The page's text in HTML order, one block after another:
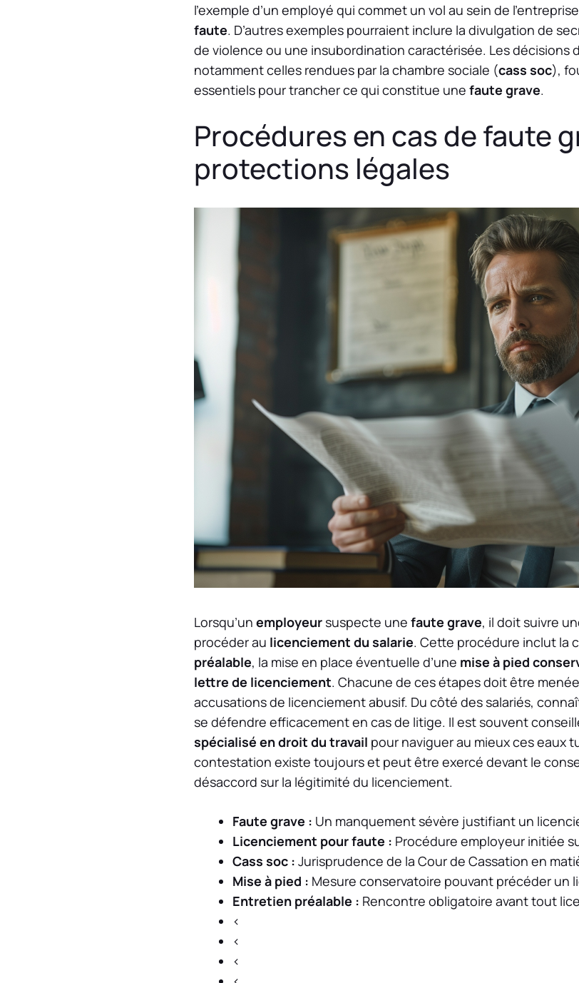
l’exemple d’un employé qui commet un vol au sein de
faute. D’autres exemples pourraient inclure la divulgation de
de violence ou une insubordination caractérisée. Les décisions
notamment celles rendues par la chambre sociale (cass soc),
essentiels pour trancher ce qui constitue une faute grave.
Procédures en cas de faute
protections légales
Lorsqu’un employeursuspecte une faute grave, il doit suivre
procéder au licenciement du salarie. Cette procédure inclut la
préalable, la mise en place éventuelle d’une mise à pied
lettre de licenciement. Chacune de ces étapes doit être
accusations de licenciement abusif. Du côté des salariés,
se défendre efficacement en cas de litige. Il est souvent
spécialisé en droit du travail pour naviguer au mieux ces eaux
contestation existe toujours et peut être exercé devant le
désaccord sur la légitimité du licenciement.
Faute grave : Un manquement sévère justifiant un
Licenciement pour faute : Procédure employeur initiée
Cass soc : Jurisprudence de la Cour de Cassation en
Mise à pied : Mesure conservatoire pouvant précéder un
Entretien préalable : Rencontre obligatoire avant tout
<
<
<